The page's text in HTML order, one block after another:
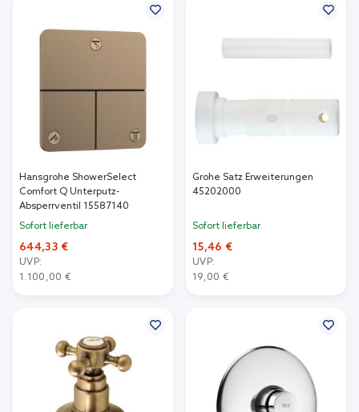
Hansgrohe ShowerSelect
Comfort Q Unterputz-
Absperrventil 15587140
Sofort lieferbar
644,33 €
UVP:
1.100,00 €
Grohe Satz Erweiterungen
45202000
Sofort lieferbar
15,46 €
UVP:
19,00 €